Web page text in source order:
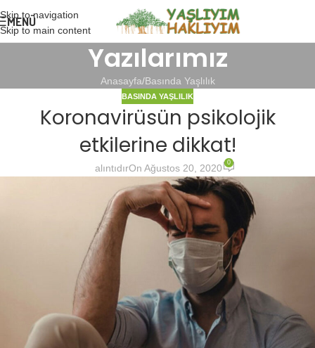
Skip to navigation
Skip to main content
MENÜ
Yazılarımız
Anasayfa Basında Yaşlılık
BASINDA YAŞLILIK
Koronavirüsün psikolojik
etkilerine dikkat!
alıntıdırOn Ağustos 20, 2020 0